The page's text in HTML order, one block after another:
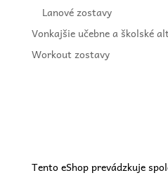
Lanové zostavy
Vonkajšie učebne a školské
Workout zostavy
Tento eShop prevádzkuje